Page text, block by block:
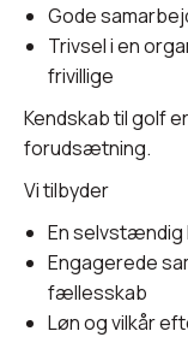
Gode
Trivsel i en
frivillige
Kendskab til golf
forudsætning.
Vi tilbyder
En selvstændig
Engagerede
fællesskab
Løn og vilkår